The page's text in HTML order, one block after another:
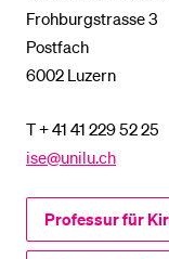
Frohburgstrasse 3
Postfach
6002 Luzern
T + 41 41 229 52 25
ise@unilu.ch
Professur für